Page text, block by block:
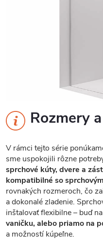
Rozmery
V rámci tejto série
sme uspokojili rôzne
sprchové kúty, dvere a
kompatibilné so
rovnakých rozmeroch, čo
a dokonalé zladenie.
inštalovať flexibilne – buď
vaničku, alebo priamo na
a možností kúpeľne.